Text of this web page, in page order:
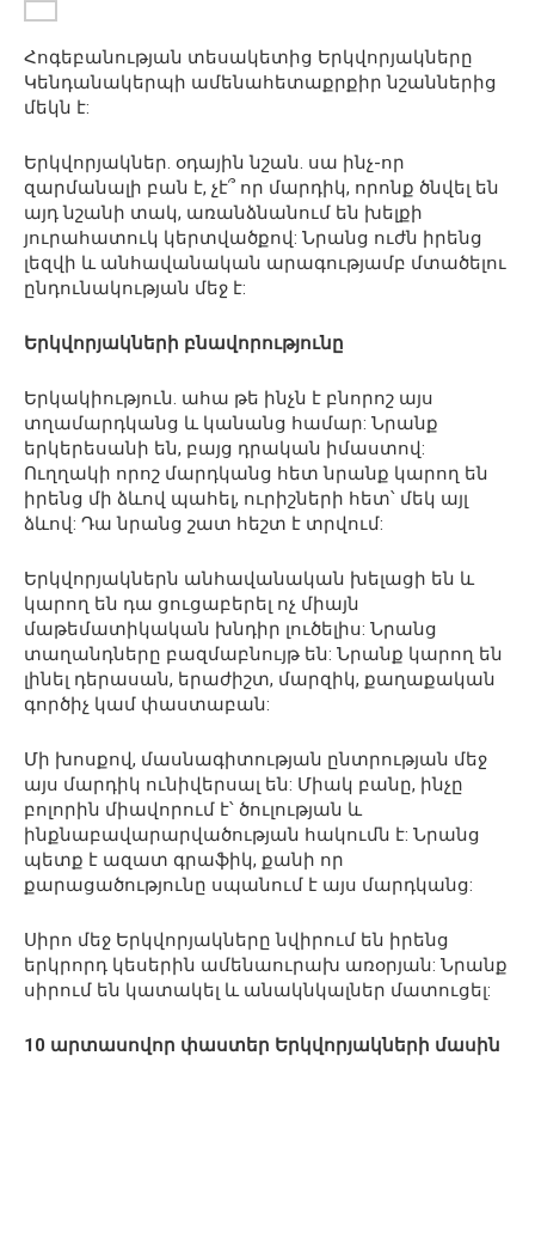
Հոգեբանության տեսակետից Երկվորյակները
Կենդանակերպի ամենահետաքրքիր նշաններից
մեկն է:
Երկվորյակներ. օդային նշան. սա ինչ-որ
զարմանալի բան է, չէ՞ որ մարդիկ, որոնք ծնվել են
այդ նշանի տակ, առանձնանում են խելքի
յուրահատուկ կերտվածքով: Նրանց ուժն իրենց
լեզվի և անհավանական արագությամբ մտածելու
ընդունակության մեջ է:
Երկվորյակների բնավորությունը
Երկակիություն. ահա թե ինչն է բնորոշ այս
տղամարդկանց և կանանց համար: Նրանք
երկերեսանի են, բայց դրական իմաստով:
Ուղղակի որոշ մարդկանց հետ նրանք կարող են
իրենց մի ձևով պահել, ուրիշների հետ՝ մեկ այլ
ձևով: Դա նրանց շատ հեշտ է տրվում:
Երկվորյակներն անհավանական խելացի են և
կարող են դա ցուցաբերել ոչ միայն
մաթեմատիկական խնդիր լուծելիս: Նրանց
տաղանդները բազմաբնույթ են: Նրանք կարող են
լինել դերասան, երաժիշտ, մարզիկ, քաղաքական
գործիչ կամ փաստաբան:
Մի խոսքով, մասնագիտության ընտրության մեջ
այս մարդիկ ունիվերսալ են: Միակ բանը, ինչը
բոլորին միավորում է՝ ծուլության և
ինքնաբավարարվածության հակումն է: Նրանց
պետք է ազատ գրաֆիկ, քանի որ
քարացածությունը սպանում է այս մարդկանց:
Սիրո մեջ Երկվորյակները նվիրում են իրենց
երկրորդ կեսերին ամենաուրախ առօրյան: Նրանք
սիրում են կատակել և անակնկալներ մատուցել:
10 արտասովոր փաստեր Երկվորյակների մասին